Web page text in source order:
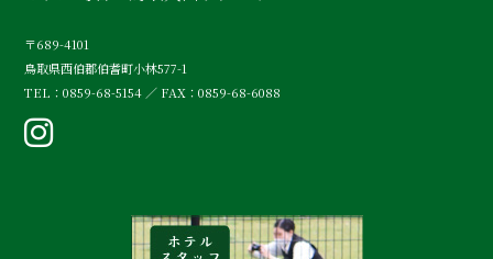
〒689-4101
鳥取県西伯郡伯耆町小林577-1
TEL：0859-68-5154 ／ FAX：0859-68-6088